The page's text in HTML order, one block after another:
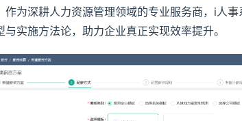
作为深耕人力资源管理领域的专业服务商，i人
实施方法论，助力企业真正实现效率提升。